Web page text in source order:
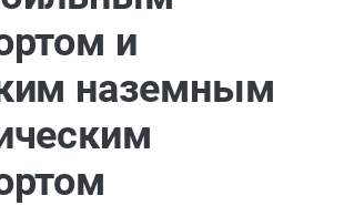
и
наземным